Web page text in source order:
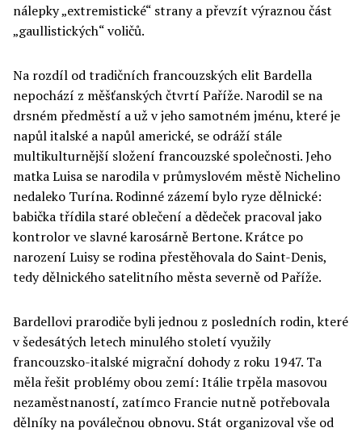
nálepky „extremistické“ strany a převzít výraznou část
„gaullistických“ voličů.
Na rozdíl od tradičních francouzských elit Bardella
nepochází z měšťanských čtvrtí Paříže. Narodil se na
drsném předměstí a už v jeho samotném jménu, které je
napůl italské a napůl americké, se odráží stále
multikulturnější složení francouzské společnosti. Jeho
matka Luisa se narodila v průmyslovém městě Nichelino
nedaleko Turína. Rodinné zázemí bylo ryze dělnické:
babička třídila staré oblečení a dědeček pracoval jako
kontrolor ve slavné karosárně Bertone. Krátce po
narození Luisy se rodina přestěhovala do Saint-Denis,
tedy dělnického satelitního města severně od Paříže.
Bardellovi prarodiče byli jednou z posledních rodin, které
v šedesátých letech minulého století využily
francouzsko-italské migrační dohody z roku 1947. Ta
měla řešit problémy obou zemí: Itálie trpěla masovou
nezaměstnaností, zatímco Francie nutně potřebovala
dělníky na poválečnou obnovu. Stát organizoval vše od